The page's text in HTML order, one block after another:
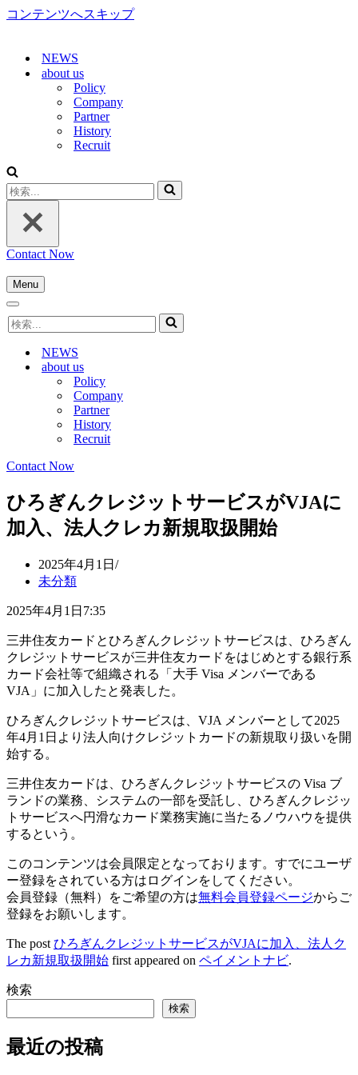
コンテンツへスキップ
NEWS
about us
Policy
Company
Partner
History
Recruit
検
索...
Contact Now
Menu
ナ
ゲ
シ
ョ
ナ
ビ
検
索...
NEWS
about us
Policy
Company
Partner
History
Recruit
Contact Now
ひろぎんクレジットサービスがVJAに
加入、法人クレカ新規取扱開始
2025年4月1日
未分類
2025年4月1日7:35
三井住友カードとひろぎんクレジットサービスは、ひろぎん
クレジットサービスが三井住友カードをはじめとする銀行系
カード会社等で組織される「大手 Visa メンバーである
VJA」に加入したと発表した。
ひろぎんクレジットサービスは、VJA メンバーとして2025
年4月1日より法人向けクレジットカードの新規取り扱いを開
始する。
三井住友カードは、ひろぎんクレジットサービスの Visa ブ
ランドの業務、システムの一部を受託し、ひろぎんクレジッ
トサービスへ円滑なカード業務実施に当たるノウハウを提供
するという。
このコンテンツは会員限定となっております。すでにユーザ
ー登録をされている方はログインをしてください。
会員登録（無料）をご希望の方は無料会員登録ページからご
登録をお願いします。
The post ひろぎんクレジットサービスがVJAに加入、法人ク
レカ新規取扱開始 first appeared on ペイメントナビ.
検索
検索
最近の投稿